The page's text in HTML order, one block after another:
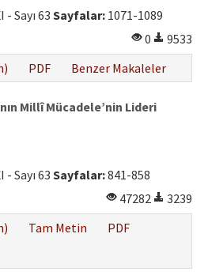
- Sayı 63 Sayfalar: 1071-1089
0
9533
PDF Benzer Makaleler
Millî Mücadele’nin Lideri
- Sayı 63 Sayfalar:841-858
47282
3239
Tam Metin
PDF